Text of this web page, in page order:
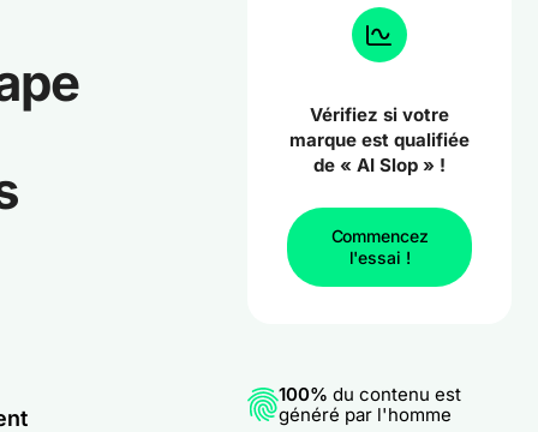
Vérifiez si votre
marque est qualifiée
de « AI Slop » !
Commencez
l'essai !
100% du contenu est
généré par l'homme